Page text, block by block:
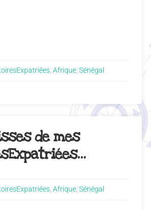
, Afrique, Sénégal
de mes
, Afrique, Sénégal